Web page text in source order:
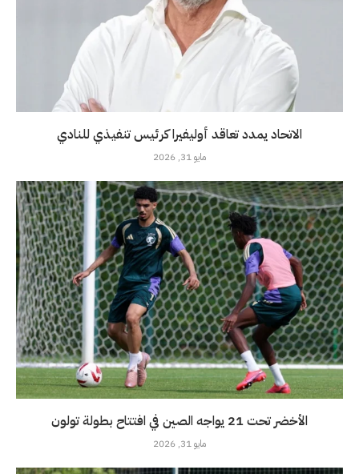
الاتحاد يمدد تعاقد أوليفيرا كرئيس تنفيذي للنادي
مايو 31, 2026
الأخضر تحت 21 يواجه الصين في افتتاح بطولة تولون
مايو 31, 2026